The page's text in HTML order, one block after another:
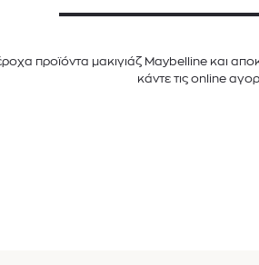
προϊόντα μακιγιάζ Maybelline και
κάντε τις online